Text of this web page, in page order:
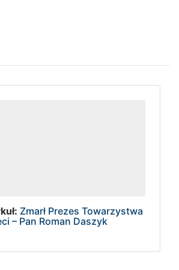
Zmarł Prezes Towarzystwa
– Pan Roman Daszyk